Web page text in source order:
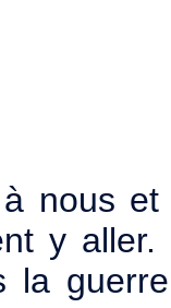
nous et
y
la